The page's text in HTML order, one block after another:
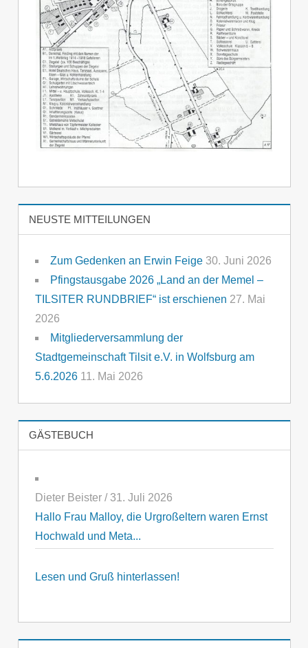
NEUSTE MITTEILUNGEN
Zum Gedenken an Erwin Feige 30. Juni 2026
Pfingstausgabe 2026 „Land an der Memel –
TILSITER RUNDBRIEF“ ist erschienen 27. Mai
2026
Mitgliederversammlung der
Stadtgemeinschaft Tilsit e.V. in Wolfsburg am
5.6.2026 11. Mai 2026
GÄSTEBUCH
Dieter Beister/31. Juli 2026
Hallo Frau Malloy, die Urgroßeltern waren Ernst
Hochwald und Meta...
Lesen und Gruß hinterlassen!